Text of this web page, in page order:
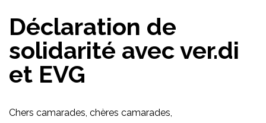
Déclaration de
solidarité avec ver.di
et EVG
Chers camarades, chères camarades,